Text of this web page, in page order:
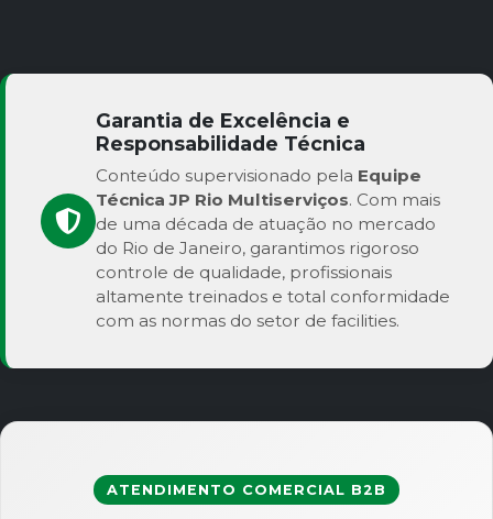
Garantia de Excelência e
Responsabilidade Técnica
Conteúdo supervisionado pela Equipe
Técnica JP Rio Multiserviços. Com mais
de uma década de atuação no mercado
do Rio de Janeiro, garantimos rigoroso
controle de qualidade, profissionais
altamente treinados e total conformidade
com as normas do setor de facilities.
ATENDIMENTO COMERCIAL B2B